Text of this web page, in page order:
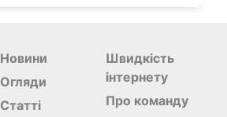
Новини
Огляди
Статті
Швидкість
інтернету
Про команду